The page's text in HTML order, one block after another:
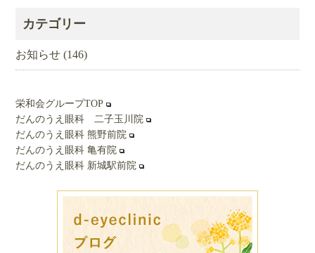
ブ
カテゴリー
お知らせ (146)
栄和会グループTOP
だんのうえ眼科 二子玉川院
だんのうえ眼科 熊野前院
だんのうえ眼科 亀有院
だんのうえ眼科 新城駅前院